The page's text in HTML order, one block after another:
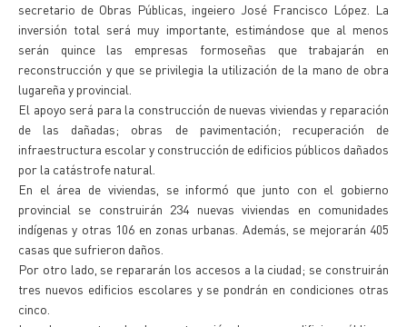
secretario de Obras Públicas, ingeiero José Francisco López. La
inversión total será muy importante, estimándose que al menos
serán quince las empresas formoseñas que trabajarán en
reconstrucción y que se privilegia la utilización de la mano de obra
lugareña y provincial.
El apoyo será para la construcción de nuevas viviendas y reparación
de las dañadas; obras de pavimentación; recuperación de
infraestructura escolar y construcción de edificios públicos dañados
por la catástrofe natural.
En el área de viviendas, se informó que junto con el gobierno
provincial se construirán 234 nuevas viviendas en comunidades
indígenas y otras 106 en zonas urbanas. Además, se mejorarán 405
casas que sufrieron daños.
Por otro lado, se repararán los accesos a la ciudad; se construirán
tres nuevos edificios escolares y se pondrán en condiciones otras
cinco.